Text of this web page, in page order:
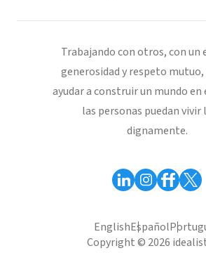
Trabajando con otros, con un
generosidad y respeto
ayudar a construir un mundo en
las personas puedan vivir
dignamente.
EnglishEspañol
Copyright © 2026